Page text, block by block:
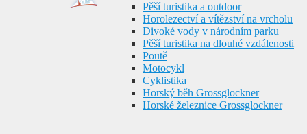
Pěší turistika a outdoor
Horolezectví a vítězství na vrcholu
Divoké vody v národním parku
Pěší turistika na dlouhé vzdálenosti
Poutě
Motocykl
Cyklistika
Horský běh Grossglockner
Horské železnice Grossglockner